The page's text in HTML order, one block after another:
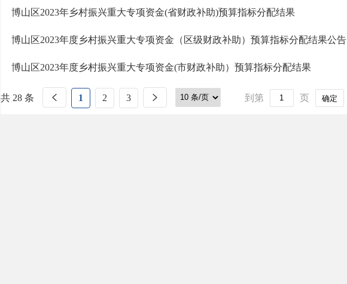
博山区2023年乡村振兴重大专项资金(省财政补助)预算指标分配结果
博山区2023年度乡村振兴重大专项资金（区级财政补助）预算指标分配结果公告
博山区2023年度乡村振兴重大专项资金(市财政补助）预算指标分配结果
共 28 条 1 2 3 到第 页 确定